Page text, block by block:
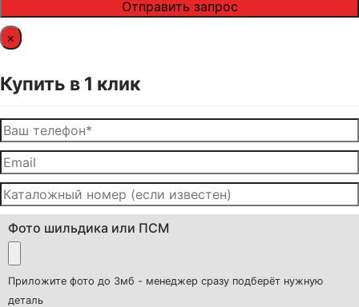
×
Купить в 1 клик
Фото шильдика или ПСМ
Приложите фото до 3мб - менеджер сразу подберёт нужную
деталь